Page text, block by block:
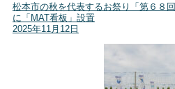
松本市の秋を代表するお祭り「第６８
に「MAT看板」設置
2025年11月12日